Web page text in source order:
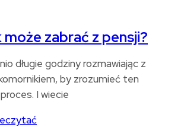
zabrać z pensji?
długie godziny rozmawiając z
by zrozumieć ten
I wiecie